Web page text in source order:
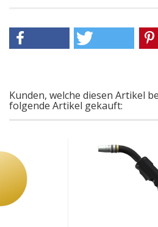
Kunden, welche diesen Artikel
folgende Artikel gekauft: